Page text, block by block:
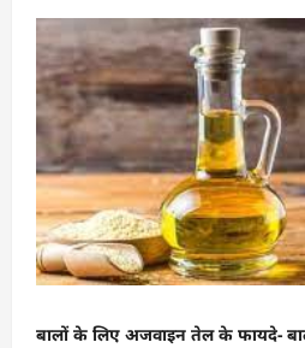
बालों के लिए अजवाइन तेल के फायदे-